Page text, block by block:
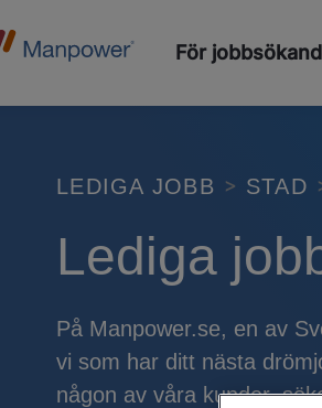
För
LEDIGA JOBB STAD
Lediga
På Manpower.se, en av
vi som har ditt nästa
någon av våra kunder,